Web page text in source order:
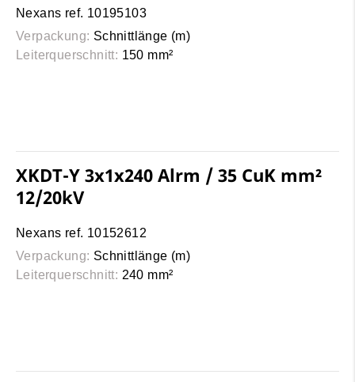
Nexans ref. 10195103
Verpackung: Schnittlänge (m)
Leiterquerschnitt: 150 mm²
XKDT-Y 3x1x240 Alrm / 35 CuK mm²
12/20kV
Nexans ref. 10152612
Verpackung: Schnittlänge (m)
Leiterquerschnitt: 240 mm²